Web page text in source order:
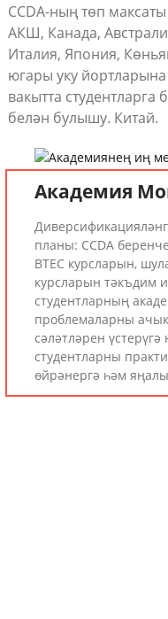
CCDA-ның төп
АКШ, Канада,
Италия, Япония,
югары уку
вакытта
белән булышу. Китай.
Академия
планы: CCDA
BTEC курсларын,
курсларын тәкъдим
студентларның
проблемаларны
сәләтләрен
студентларны
өйрәнергә һәм